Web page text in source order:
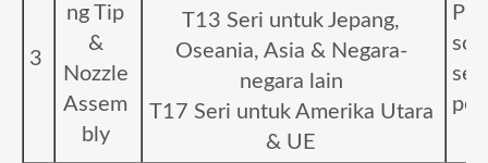
3
ng Tip
&
Nozzle
Assem
bly
T13 Seri untuk Jepang,
Oseania, Asia & Negara-
negara lain
T17 Seri untuk Amerika Utara
& UE